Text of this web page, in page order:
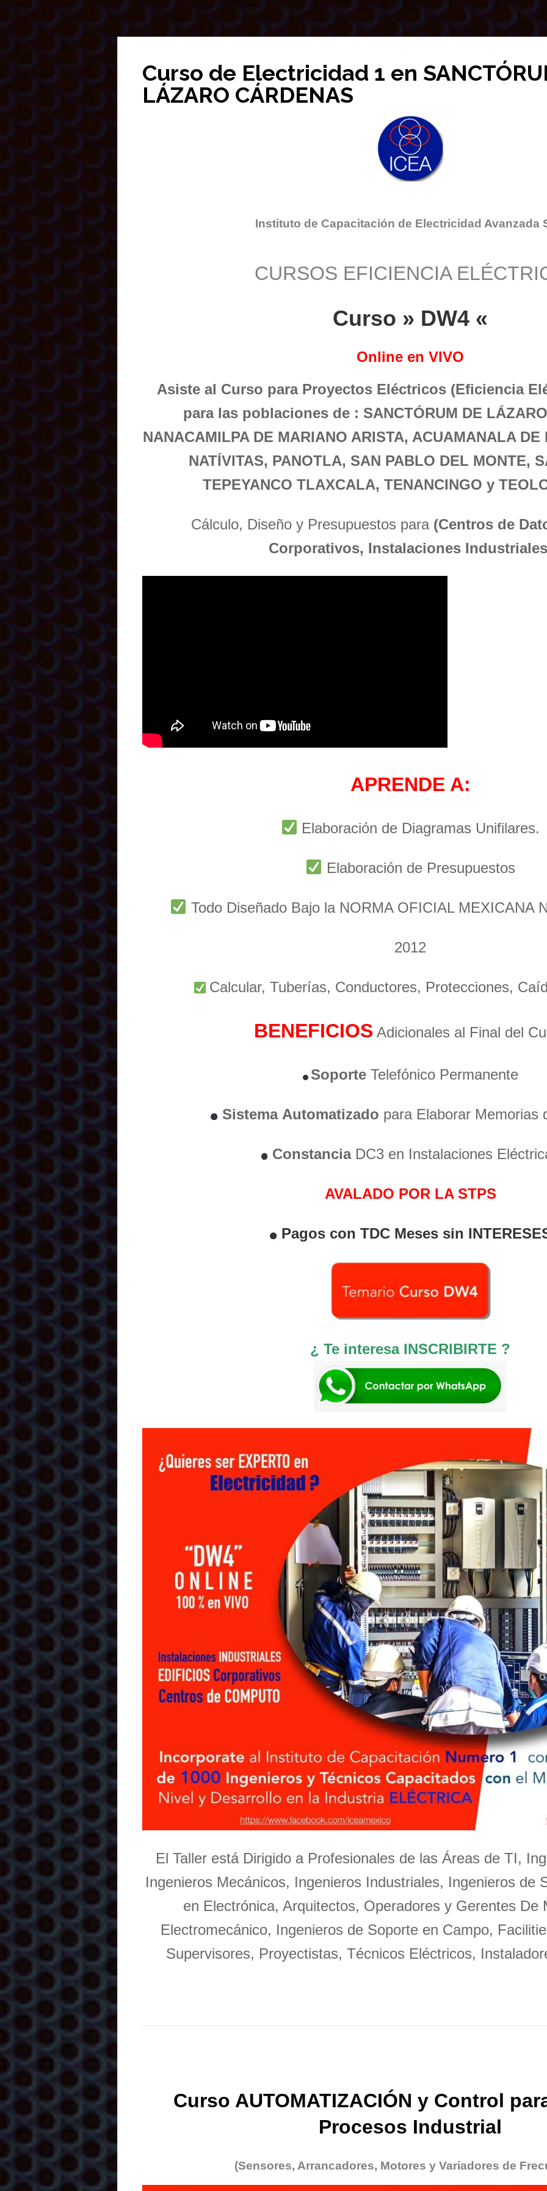
Curso de Electricidad 1 en
LÁZARO CÁRDENAS
Instituto de Capacitación de Electricidad Avanzada
CURSOS EFICIENCIA
Curso » DW4 «
Online en VIVO
Asiste al Curso para Proyectos Eléctricos (Eficiencia
para las poblaciones de : SANCTÓRUM DE
NANACAMILPA DE MARIANO ARISTA, ACUAMANALA
NATÍVITAS, PANOTLA, SAN PABLO DEL MONTE,
TEPEYANCO TLAXCALA, TENANCINGO y
Cálculo, Diseño y Presupuestos para (Centros de
Corporativos, Instalaciones
APRENDE A:
Elaboración de Diagramas Unifilares.
Elaboración de Presupuestos
Todo Diseñado Bajo la NORMA OFICIAL MEXICANA
2012
Calcular, Tuberías, Conductores, Protecciones,
BENEFICIOS Adicionales al Final del
Soporte Telefónico Permanente
Sistema Automatizado para Elaborar Memorias
ConstanciaDC3 en Instalaciones
AVALADO POR LA STPS
Pagos con TDC Meses sin
¿ Te interesa INSCRIBIRTE ?
El Taller está Dirigido a Profesionales de las Áreas de TI,
Ingenieros Mecánicos, Ingenieros Industriales, Ingenieros de
en Electrónica, Arquitectos, Operadores y Gerentes De
Electromecánico, Ingenieros de Soporte en Campo,
Supervisores, Proyectistas, Técnicos Eléctricos,
Curso AUTOMATIZACIÓN y Control
Procesos Industrial
(Sensores, Arrancadores, Motores y Variadores de